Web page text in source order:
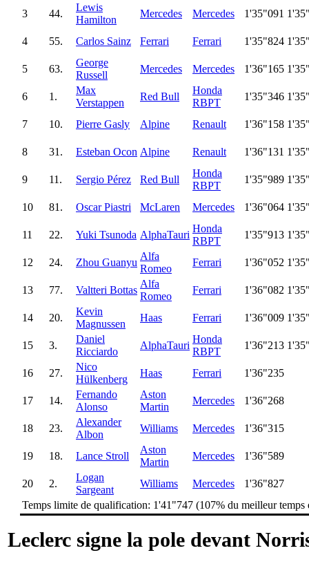
3 44.
Lewis
Hamilton
Mercedes Mercedes 1'35"091
4 55. Carlos Sainz Ferrari Ferrari 1'35"824
5 63.
George
Russell
Mercedes Mercedes 1'36"165
6 1.
Max
Verstappen
Red Bull
Honda
RBPT
1'35"346
7 10. Pierre Gasly Alpine Renault 1'36"158
8 31. Esteban Ocon Alpine Renault 1'36"131
9 11. Sergio Pérez Red Bull
Honda
RBPT
1'35"989
10 81. Oscar Piastri McLaren Mercedes 1'36"064
11 22. Yuki Tsunoda AlphaTauri
Honda
RBPT
1'35"913
12 24. Zhou Guanyu
Alfa
Romeo
Ferrari 1'36"052
13 77. Valtteri Bottas
Alfa
Romeo
Ferrari 1'36"082
14 20.
Kevin
Magnussen
Haas Ferrari 1'36"009
15 3.
Daniel
Ricciardo
AlphaTauri
Honda
RBPT
1'36"213
16 27.
Nico
Hülkenberg
Haas Ferrari 1'36"235
17 14.
Fernando
Alonso
Aston
Martin
Mercedes 1'36"268
18 23.
Alexander
Albon
Williams Mercedes 1'36"315
19 18. Lance Stroll
Aston
Martin
Mercedes 1'36"589
20 2.
Logan
Sargeant
Williams Mercedes
1'36"827
Temps limite de qualification: 1'41"747 (107% du meilleur temps
Leclerc signe la pole devant